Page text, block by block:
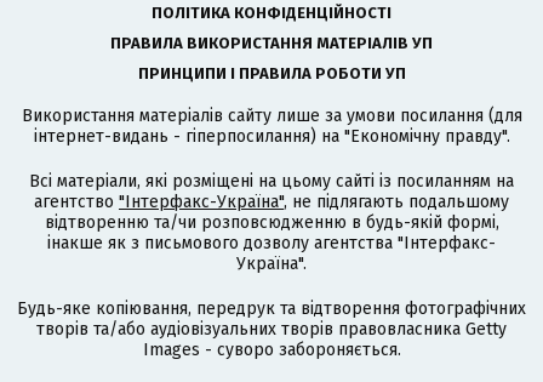
ПОЛІТИКА КОНФІДЕНЦІЙНОСТІ
ПРАВИЛА ВИКОРИСТАННЯ МАТЕРІАЛІВ УП
ПРИНЦИПИ І ПРАВИЛА РОБОТИ УП
Використання матеріалів сайту лише за умови посилання (для
інтернет-видань - гіперпосилання) на "Економічну правду".
Всі матеріали, які розміщені на цьому сайті із посиланням на
агентство "Інтерфакс-Україна", не підлягають подальшому
відтворенню та/чи розповсюдженню в будь-якій формі,
інакше як з письмового дозволу агентства "Інтерфакс-
Україна".
Будь-яке копіювання, передрук та відтворення фотографічних
творів та/або аудіовізуальних творів правовласника Getty
Images - суворо забороняється.